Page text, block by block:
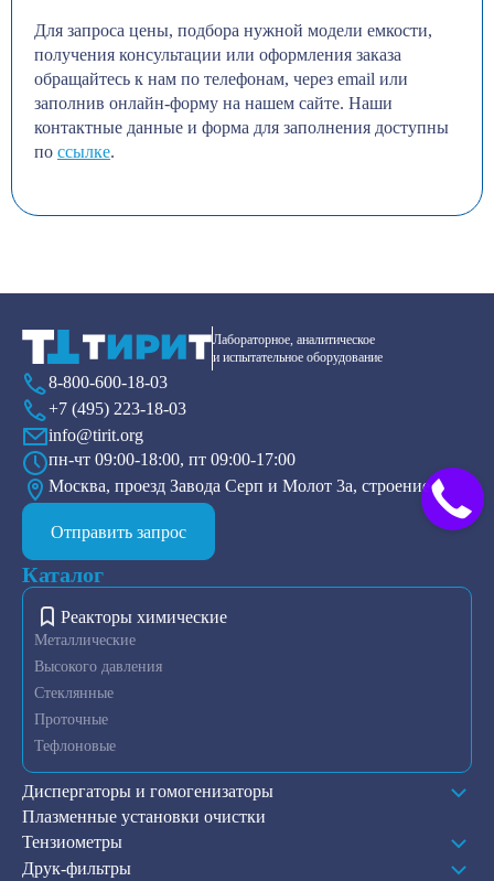
Для запроса цены, подбора нужной модели емкости,
получения консультации или оформления заказа
обращайтесь к нам по телефонам, через email или
заполнив онлайн-форму на нашем сайте. Наши
контактные данные и форма для заполнения доступны
по ссылке.
Лабораторное, аналитическое
и испытательное оборудование
8-800-600-18-03
+7 (495) 223-18-03
info@tirit.org
пн-чт 09:00-18:00, пт 09:00-17:00
Москва, проезд Завода Серп и Молот 3а, строение 2
Отправить запрос
Каталог
Реакторы химические
Металлические
Высокого давления
Стеклянные
Проточные
Тефлоновые
Диспергаторы и гомогенизаторы
Плазменные установки очистки
Тензиометры
Друк-фильтры